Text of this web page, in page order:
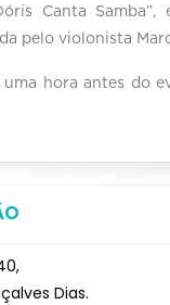
Canta
pelo violonista
uma hora antes do
Dias.